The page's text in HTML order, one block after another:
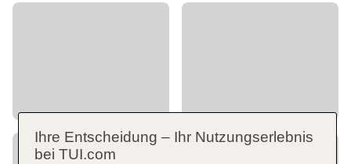
Ihre Entscheidung – Ihr Nutzungserlebnis
bei TUI.com